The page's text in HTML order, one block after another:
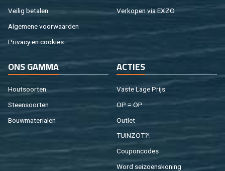
Vei­lig be­ta­len
Al­ge­me­ne voor­waar­den
Pri­va­cy en coo­kies
Ver­ko­pen via EXZO
ONS GAMMA
Hout­soor­ten
Steen­soor­ten
Bouw­ma­te­ri­a­len
AC­TIES
Vaste Lage Prijs
OP = OP
Out­let
TUIN­ZOT?!
Cou­pon­co­des
Word sei­zoens­ko­ning